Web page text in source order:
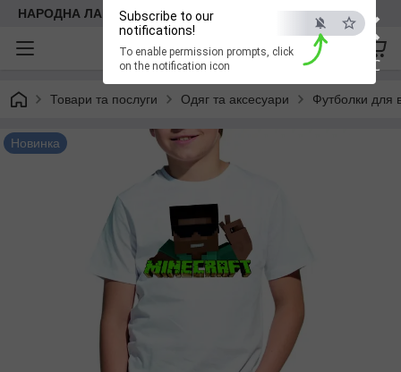
×
ESC
Subscribe to our
notifications!
To enable permission prompts, click
on the notification icon
НАРОДНА ЛАВКА
Товари та послуги Одяг та аксесуари Футболки для
Новинка